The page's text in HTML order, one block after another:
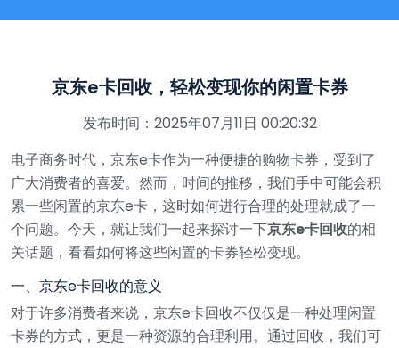
京东e卡回收，轻松变现你的闲置卡券
发布时间：2025年07月11日 00:20:32
电子商务时代，京东e卡作为一种便捷的购物卡券，受到了
广大消费者的喜爱。然而，时间的推移，我们手中可能会积
累一些闲置的京东e卡，这时如何进行合理的处理就成了一
个问题。今天，就让我们一起来探讨一下京东e卡回收的相
关话题，看看如何将这些闲置的卡券轻松变现。
一、京东e卡回收的意义
对于许多消费者来说，京东e卡回收不仅仅是一种处理闲置
卡券的方式，更是一种资源的合理利用。通过回收，我们可